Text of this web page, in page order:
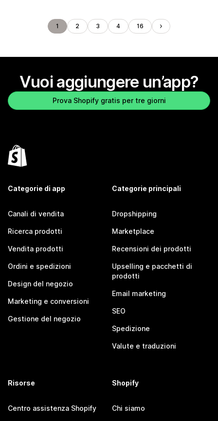
1 2 3 4 16
Vuoi aggiungere un’app?
Prova Shopify gratis per tre giorni
Categorie di app
Canali di vendita
Ricerca prodotti
Vendita prodotti
Ordini e spedizioni
Design del negozio
Marketing e conversioni
Gestione del negozio
Categorie principali
Dropshipping
Marketplace
Recensioni dei prodotti
Upselling e pacchetti di
prodotti
Email marketing
SEO
Spedizione
Valute e traduzioni
Risorse
Centro assistenza Shopify
Shopify
Chi siamo